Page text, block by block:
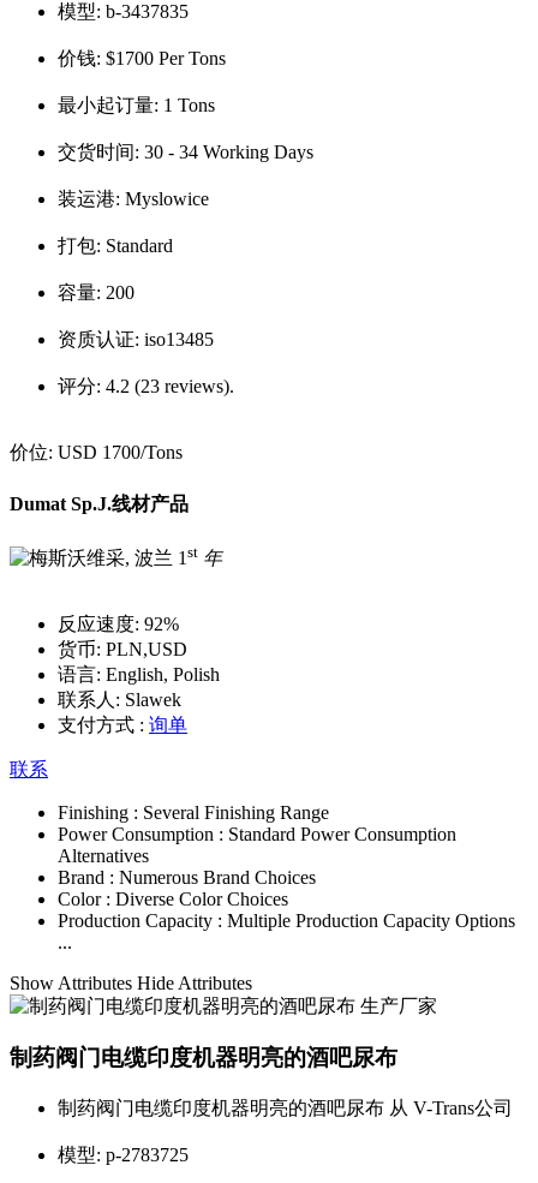
模型: b-3437835
价钱: $1700 Per Tons
最小起订量: 1 Tons
交货时间: 30 - 34 Working Days
装运港: Myslowice
打包: Standard
容量: 200
资质认证: iso13485
评分: 4.2 (23 reviews).
价位: USD 1700/Tons
Dumat Sp.J.线材产品
1 st 年
反应速度: 92%
货币: PLN,USD
语言: English, Polish
联系人: Slawek
支付方式 : 询单
联系
Finishing : Several Finishing Range
Power Consumption : Standard Power Consumption
Alternatives
Brand : Numerous Brand Choices
Color : Diverse Color Choices
Production Capacity : Multiple Production Capacity Options
...
Show Attributes Hide Attributes
制药阀门电缆印度机器明亮的酒吧尿布
制药阀门电缆印度机器明亮的酒吧尿布 从 V-Trans公司
模型: p-2783725